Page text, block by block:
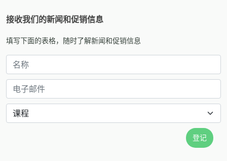
接收我们的新闻和促销信息
填写下面的表格，随时了解新闻和促销信息